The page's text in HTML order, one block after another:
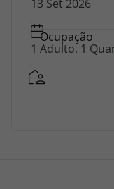
Ocupação